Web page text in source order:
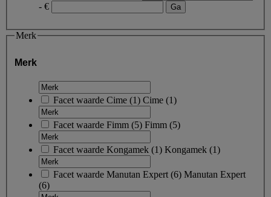
- €
Merk
Merk
Facet waarde Cime (1) Cime (1)
Facet waarde Fimm (5) Fimm (5)
Facet waarde Kongamek (1) Kongamek (1)
Facet waarde Manutan Expert(6) Manutan Expert
(6)